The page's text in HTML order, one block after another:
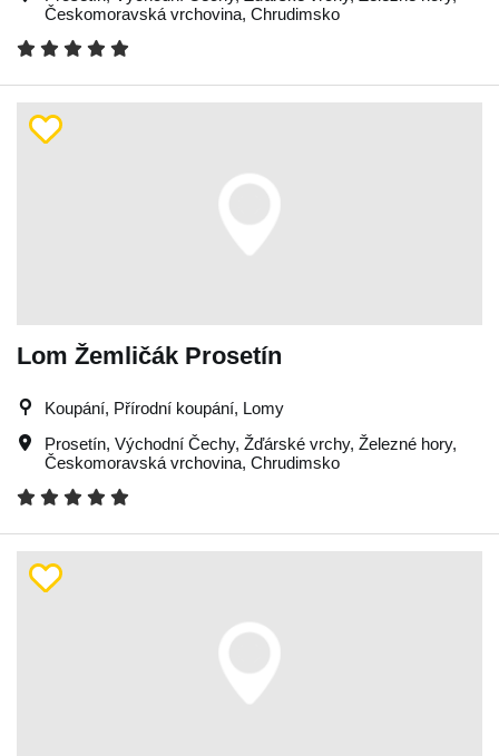
Českomoravská vrchovina, Chrudimsko
Lom Žemličák Prosetín
Koupání, Přírodní koupání, Lomy
Prosetín, Východní Čechy, Žďárské vrchy, Železné hory,
Českomoravská vrchovina, Chrudimsko